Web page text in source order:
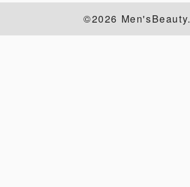
©2026 Men'sBeauty.